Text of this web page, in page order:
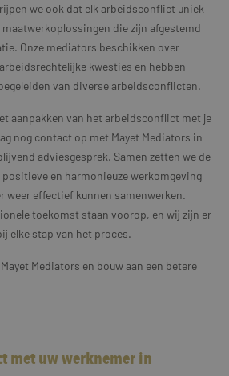
we ook dat elk arbeidsconflict uniek
die zijn afgestemd
Onze mediators beschikken over
kwesties en hebben
van diverse arbeidsconflicten.
aanpakken van het arbeidsconflict met je
nog contact op met Mayet Mediators in
adviesgesprek. Samen zetten we de
en harmonieuze werkomgeving
weer effectief kunnen samenwerken.
toekomst staan voorop, en wij zijn er
elke stap van het proces.
Mediators en bouw aan een betere
met uw werknemer in